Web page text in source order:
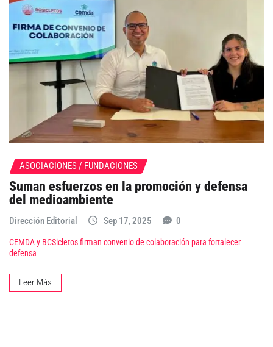
ASOCIACIONES / FUNDACIONES
Suman esfuerzos en la promoción y defensa
del medioambiente
Dirección Editorial Sep 17, 2025 0
CEMDA y BCSicletos firman convenio de colaboración para fortalecer
defensa
Leer Más